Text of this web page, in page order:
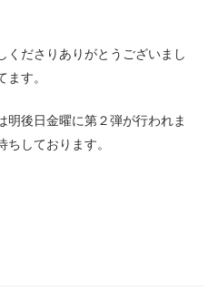
くださりありがとうございまし
す。
明後日金曜に第２弾が行われま
しております。